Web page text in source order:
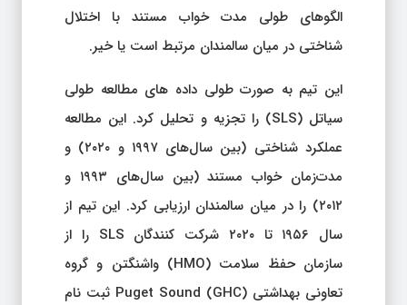
الگوهای طولی مدت خواب مستند با اختلال
شناختی در میان سالمندان مرتبط است یا خیر.
این تیم به صورت طولی داده های مطالعه طولی
سیاتل (SLS) را تجزیه و تحلیل کرد. این مطالعه
عملکرد شناختی (بین سال‌های ۱۹۹۷ و ۲۰۲۰) و
مدت‌زمان خواب مستند (بین سال‌های ۱۹۹۳ و
۲۰۱۲) را در میان سالمندان ارزیابی کرد. این تیم از
سال ۱۹۵۶ تا ۲۰۲۰ شرکت کنندگان SLS را از
سازمان حفظ سلامت (HMO) واشنگتن و گروه
تعاونی بهداشتی (GHC) Puget Sound ثبت نام